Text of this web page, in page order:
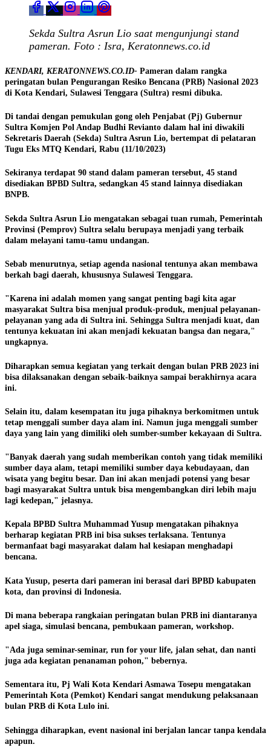
Sekda Sultra Asrun Lio saat mengunjungi stand
pameran. Foto : Isra, Keratonnews.co.id
KENDARI, KERATONNEWS.CO.ID- Pameran dalam rangka
peringatan bulan Pengurangan Resiko Bencana (PRB) Nasional 2023
di Kota Kendari, Sulawesi Tenggara (Sultra) resmi dibuka.
Di tandai dengan pemukulan gong oleh Penjabat (Pj) Gubernur
Sultra Komjen Pol Andap Budhi Revianto dalam hal ini diwakili
Sekretaris Daerah (Sekda) Sultra Asrun Lio, bertempat di pelataran
Tugu Eks MTQ Kendari, Rabu (11/10/2023)
Sekiranya terdapat 90 stand dalam pameran tersebut, 45 stand
disediakan BPBD Sultra, sedangkan 45 stand lainnya disediakan
BNPB.
Sekda Sultra Asrun Lio mengatakan sebagai tuan rumah, Pemerintah
Provinsi (Pemprov) Sultra selalu berupaya menjadi yang terbaik
dalam melayani tamu-tamu undangan.
Sebab menurutnya, setiap agenda nasional tentunya akan membawa
berkah bagi daerah, khususnya Sulawesi Tenggara.
"Karena ini adalah momen yang sangat penting bagi kita agar
masyarakat Sultra bisa menjual produk-produk, menjual pelayanan-
pelayanan yang ada di Sultra ini. Sehingga Sultra menjadi kuat, dan
tentunya kekuatan ini akan menjadi kekuatan bangsa dan negara,"
ungkapnya.
Diharapkan semua kegiatan yang terkait dengan bulan PRB 2023 ini
bisa dilaksanakan dengan sebaik-baiknya sampai berakhirnya acara
ini.
Selain itu, dalam kesempatan itu juga pihaknya berkomitmen untuk
tetap menggali sumber daya alam ini. Namun juga menggali sumber
daya yang lain yang dimiliki oleh sumber-sumber kekayaan di Sultra.
"Banyak daerah yang sudah memberikan contoh yang tidak memiliki
sumber daya alam, tetapi memiliki sumber daya kebudayaan, dan
wisata yang begitu besar. Dan ini akan menjadi potensi yang besar
bagi masyarakat Sultra untuk bisa mengembangkan diri lebih maju
lagi kedepan," jelasnya.
Kepala BPBD Sultra Muhammad Yusup mengatakan pihaknya
berharap kegiatan PRB ini bisa sukses terlaksana. Tentunya
bermanfaat bagi masyarakat dalam hal kesiapan menghadapi
bencana.
Kata Yusup, peserta dari pameran ini berasal dari BPBD kabupaten
kota, dan provinsi di Indonesia.
Di mana beberapa rangkaian peringatan bulan PRB ini diantaranya
apel siaga, simulasi bencana, pembukaan pameran, workshop.
"Ada juga seminar-seminar, run for your life, jalan sehat, dan nanti
juga ada kegiatan penanaman pohon," bebernya.
Sementara itu, Pj Wali Kota Kendari Asmawa Tosepu mengatakan
Pemerintah Kota (Pemkot) Kendari sangat mendukung pelaksanaan
bulan PRB di Kota Lulo ini.
Sehingga diharapkan, event nasional ini berjalan lancar tanpa kendala
apapun.